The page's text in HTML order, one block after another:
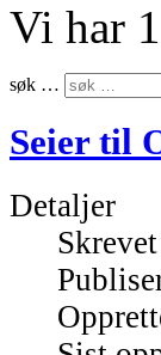
Vi har
søk …
Seier til
Detaljer